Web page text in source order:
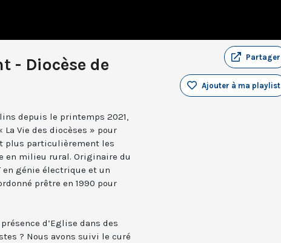
- Diocèse de
Partager
Ajouter à ma playlist
depuis le printemps 2021,
Vie des diocèses » pour
plus particulièrement les
en milieu rural. Originaire du
en génie électrique et un
prêtre en 1990 pour
présence d’Eglise dans des
? Nous avons suivi le curé